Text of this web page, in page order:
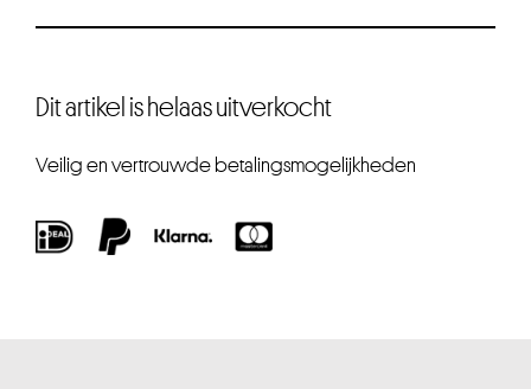
Dit artikel is helaas uitverkocht
Veilig en vertrouwde betalingsmogelijkheden